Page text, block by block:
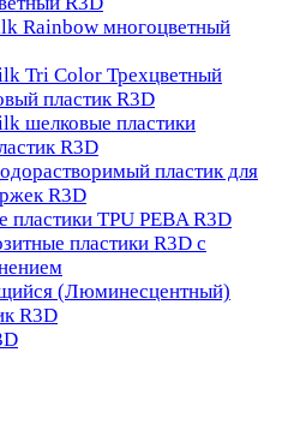
Rainbow многоцветный
Tri Color Трехцветный
пластик R3D
шелковые пластики
R3D
пластик для
R3D
пластики TPU PEBA R3D
пластики R3D с
(Люминесцентный)
R3D